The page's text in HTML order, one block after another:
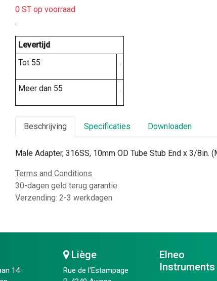
0 ST op voorraad
.
Levertijd
Tot 55
.
Meer dan 55 .
Beschrijving Specificaties Downloaden
Male Adapter, 316SS, 10mm OD Tube Stub End x 3/8in.
Terms and Conditions
30-dagen geld terug garantie
Verzending: 2-3 werkdagen
14
Liège
Rue de l'Estampage
Elneo
Instruments